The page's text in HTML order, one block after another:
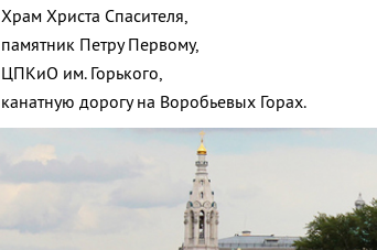
Храм Христа Спасителя,
памятник Петру Первому,
ЦПКиО им. Горького,
канатную дорогу на Воробьевых Горах.